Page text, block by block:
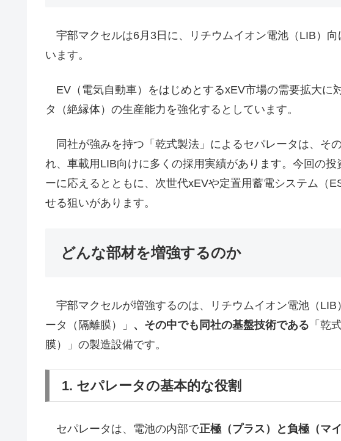
宇部マクセルは6月3日に、リチウムイオン電池（LIB）
います。
EV（電気自動車）をはじめとするxEV市場の需要拡大に
タ（絶縁体）の生産能力を強化するとしています。
同社が強みを持つ「乾式製法」によるセパレータは、そ
れ、車載用LIB向けに多くの採用実績があります。今回の
ーに応えるとともに、次世代xEVや定置用蓄電システム（
せる狙いがあります。
どんな部材を増強するのか
宇部マクセルが増強するのは、リチウムイオン電池（LIB
ータ（隔離膜）」 、その中でも同社の基盤技術である 「乾
膜）」の製造設備です。
1. セパレータの基本的な役割
セパレータは、電池の内部で正極（プラス）と負極（マ